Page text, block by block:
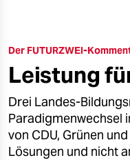
öko
gesellschaft
kultur
sport
Der FUTURZWEI-
Leistung
Drei Landes-
Paradigmenwechsel
von CDU, Grünen
Lösungen und nicht